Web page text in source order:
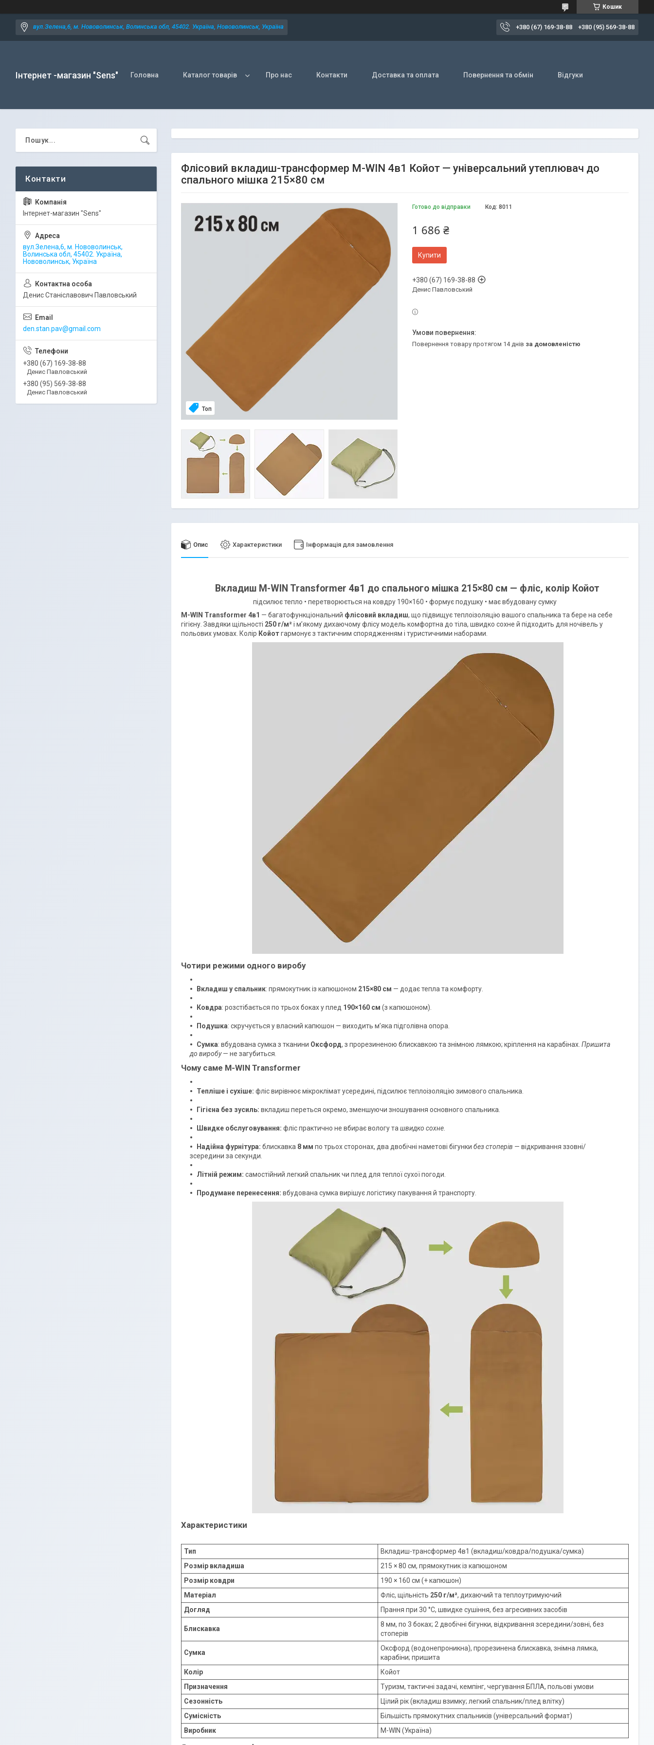
Кошик
вул.Зелена,6, м. Нововолинськ, Волинська обл, 45402. Україна, Нововолинськ, Україна +380 (67) 169-38-88 +380 (95) 569-38-88
Інтернет -магазин "Sens" Головна Каталог товарів Про нас Контакти Доставка та оплата Повернення та обмін Відгуки
Флісовий вкладиш-трансформер M-WIN 4в1 Койот — універсальний утеплювач до
спального мішка 215×80 см
Топ
Готово до відправки Код: 8011
1 686 ₴
Купити
+380 (67) 169-38-88
Денис Павловський
повернення товару протягом 14 днів за домовленістю
Опис Характеристики Інформація для замовлення
Вкладиш M-WIN Transformer 4в1 до спального мішка 215×80 см — фліс, колір Койот
підсилює тепло • перетворюється на ковдру 190×160 • формує подушку • має вбудовану сумку
M-WIN Transformer 4в1 — багатофункціональний флісовий вкладиш, що підвищує теплоізоляцію вашого спальника та бере на себе
гігієну. Завдяки щільності 250 г/м²і м’якому дихаючому флісу модель комфортна до тіла, швидко сохне й підходить для ночівель у
польових умовах. Колір Койотгармонує з тактичним спорядженням і туристичними наборами.
Чотири режими одного виробу
Вкладиш у спальник: прямокутник із капюшоном 215×80 см — додає тепла та комфорту.
Ковдра: розстібається по трьох боках у плед 190×160 см (з капюшоном).
Подушка: скручується у власний капюшон — виходить м’яка підголівна опора.
Сумка: вбудована сумка з тканини Оксфорд, з прорезиненою блискавкою та знімною лямкою; кріплення на карабінах. Пришита
до виробу— не загубиться.
Чому саме M-WIN Transformer
Тепліше і сухіше: фліс вирівнює мікроклімат усередині, підсилює теплоізоляцію зимового спальника.
Гігієна без зусиль: вкладиш переться окремо, зменшуючи зношування основного спальника.
Швидке обслуговування: фліс практично не вбирає вологу та швидко сохне
Надійна фурнітура: блискавка 8 мм по трьох сторонах, два двобічні наметові бігунки без стоперів — відкривання ззовні/
зсередини за секунди.
Літній режим: самостійний легкий спальник чи плед для теплої сухої погоди.
Продумане перенесення: вбудована сумка вирішує логістику пакування й транспорту.
Характеристики
Тип
Вкладиш-трансформер 4в1 (вкладиш/ковдра/подушка/сумка)
Розмір вкладиша
215 × 80 см, прямокутник із капюшоном
Розмір ковдри
190 × 160 см (+ капюшон)
Матеріал
Фліс, щільність 250 г/м², дихаючий та теплоутримуючий
Догляд
Прання при 30 °C, швидке сушіння, без агресивних засобів
Блискавка
8 мм, по 3 боках; 2 двобічні бігунки, відкривання зсередини/зовні, без
стоперів
Сумка
Оксфорд (водонепроникна), прорезинена блискавка, знімна лямка,
карабіни; пришита
Колір
Койот
Призначення
Туризм, тактичні задачі, кемпінг, чергування БПЛА, польові умови
Сезонність
Цілий рік (вкладиш взимку; легкий спальник/плед влітку)
Сумісність
Більшість прямокутних спальників (універсальний формат)
Виробник
M-WIN (Україна)
Iнтернет-магазин "Sens"
вул.Зелена,6, м. Нововолинськ,
Волинська обл, 45402. Україна,
Нововолинськ, Україна
Денис Станіславович Павловський
den.stan.pav@gmail.com
+380 (67) 169-38-88
Денис Павловський
+380 (95) 569-38-88
Денис Павловський